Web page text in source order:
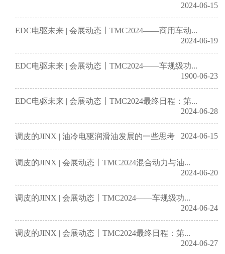
2024-06-15
EDC电驱未来 | 会展动态丨TMC2024——商用车动...
2024-06-19
EDC电驱未来 | 会展动态丨TMC2024——车规级功...
1900-06-23
EDC电驱未来 | 会展动态丨TMC2024最终日程：第...
2024-06-28
调皮的JINX | 油冷电驱润滑油发展的一些思考 2024-06-15
调皮的JINX | 会展动态丨TMC2024混合动力与油...
2024-06-20
调皮的JINX | 会展动态丨TMC2024——车规级功...
2024-06-24
调皮的JINX | 会展动态丨TMC2024最终日程：第...
2024-06-27